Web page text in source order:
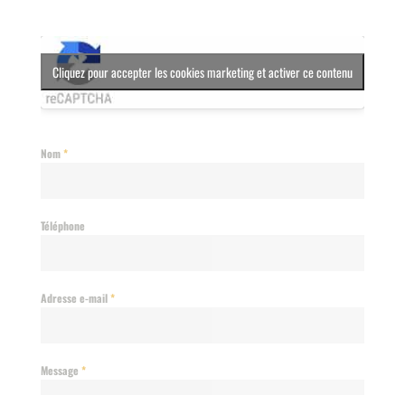
Cliquez pour accepter les cookies marketing et activer ce contenu
Nom*
Téléphone
Adresse e-mail*
Message *